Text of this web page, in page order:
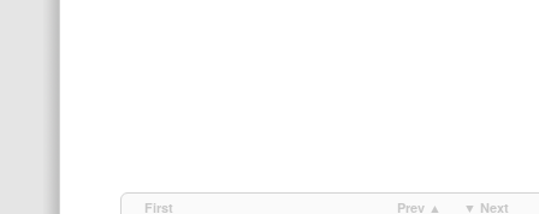
First Prev ▲ ▼ Next